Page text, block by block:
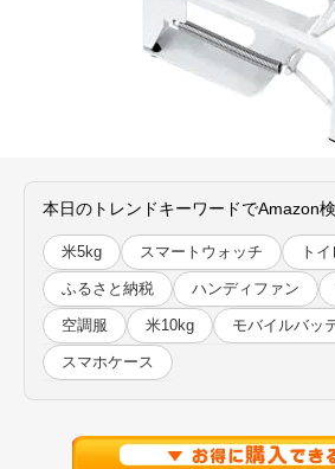
本日のトレンドキーワードでAmazon
米5kg スマートウォッチ ト
ふるさと納税 ハンディファン
空調服 米10kg モバイルバッ
スマホケース